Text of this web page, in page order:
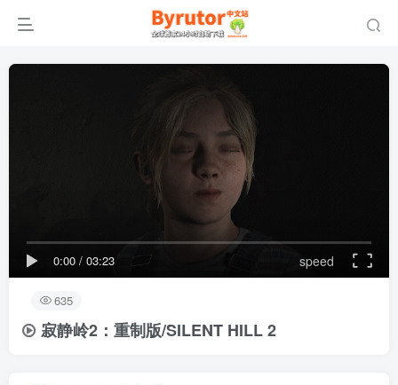
0:00 / 03:23 speed
635
寂静岭2：重制版/SILENT HILL 2